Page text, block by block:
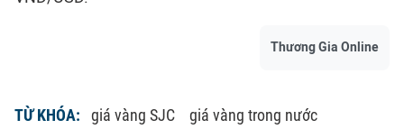
Thương Gia Online
TỪ KHÓA: giá vàng SJC
giá vàng trong nước